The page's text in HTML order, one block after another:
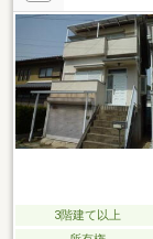
3階建て以上